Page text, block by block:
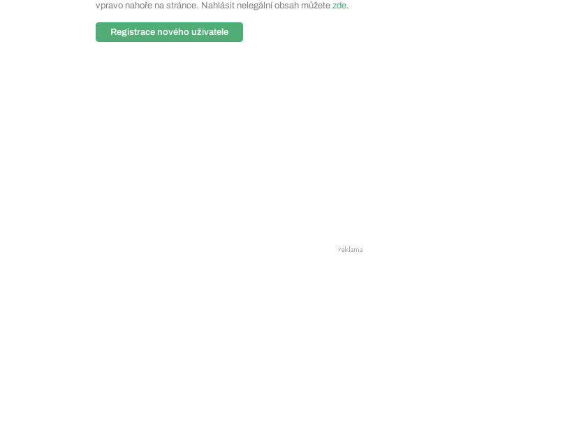
vpravo nahoře na stránce. Nahlásit nelegální obsah můžete zde.
Registrace nového uživatele